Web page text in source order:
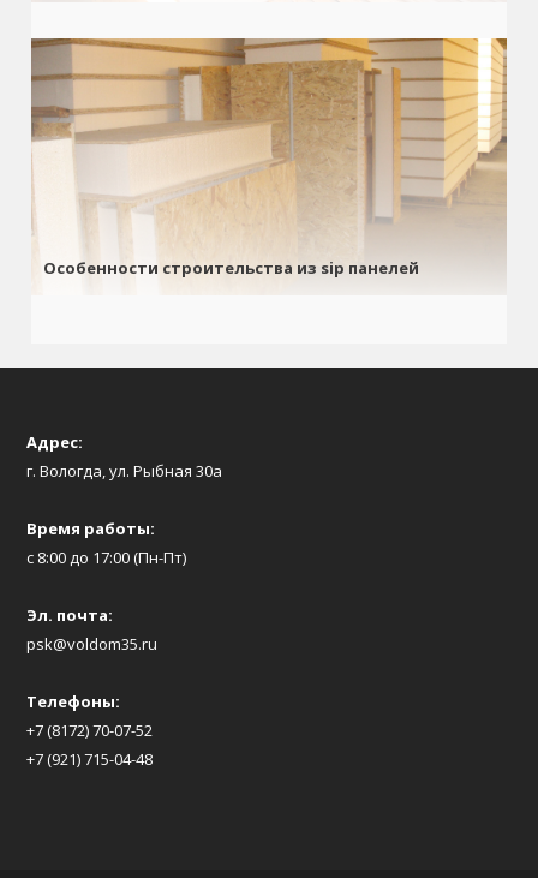
Особенности строительства из sip панелей
Адрес:
г. Вологда, ул. Рыбная 30а
Время работы:
с 8:00 до 17:00 (Пн-Пт)
Эл. почта:
psk@voldom35.ru
Телефоны:
+7 (8172) 70-07-52
+7 (921) 715-04-48